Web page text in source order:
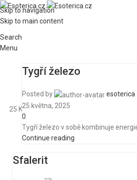
Skip to navigation
Skip to main content
Search
Menu
25 Kvě
Tygří železo
Posted by
esoterica
25 května, 2025
0
Tygří železo v sobě kombinuje
Continue reading
Sfalerit